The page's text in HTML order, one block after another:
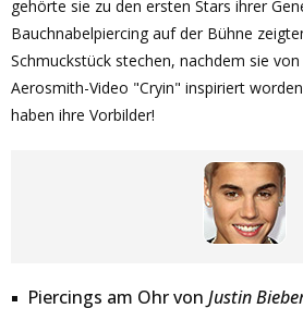
gehörte sie zu den ersten Stars ihrer
Bauchnabelpiercing auf der Bühne
Schmuckstück stechen, nachdem sie
Aerosmith-Video "Cryin" inspiriert
haben ihre Vorbilder!
Piercings am Ohr von Justin